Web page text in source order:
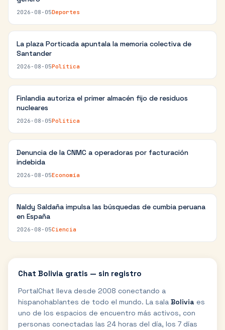
2026-08-05Deportes
La plaza Porticada apuntala la memoria colectiva de
Santander
2026-08-05Política
Finlandia autoriza el primer almacén fijo de residuos
nucleares
2026-08-05Política
Denuncia de la CNMC a operadoras por facturación
indebida
2026-08-05Economía
Naldy Saldaña impulsa las búsquedas de cumbia peruana
en España
2026-08-05Ciencia
Chat Bolivia gratis — sin registro
PortalChat lleva desde 2008 conectando a
hispanohablantes de todo el mundo. La sala Bolivia es
uno de los espacios de encuentro más activos, con
personas conectadas las 24 horas del día, los 7 días